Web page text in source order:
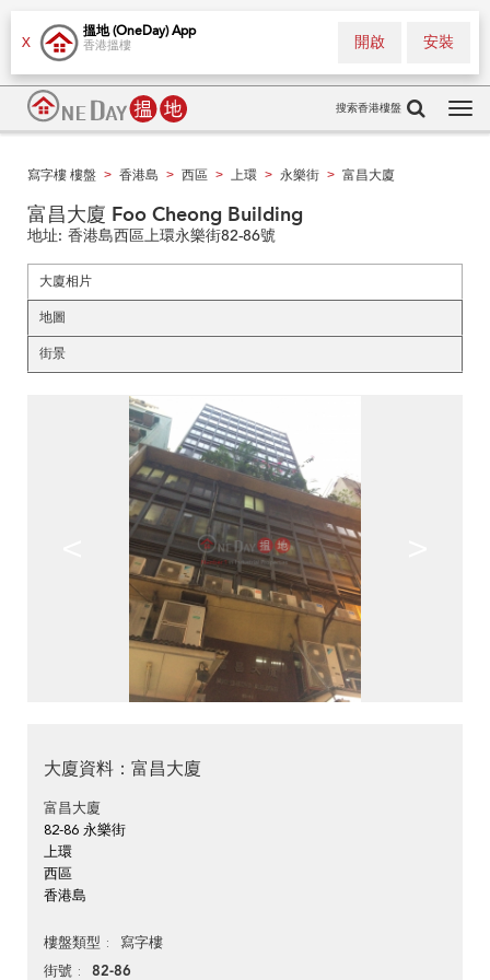
X
搵地 (OneDay) App
香港搵樓 安裝
開啟
搜索香港樓盤
寫字樓 樓盤 > 香港島 > 西區 > 上環 > 永樂街 > 富昌大廈
富昌大廈 Foo Cheong Building
地址: 香港島西區上環永樂街82-86號
大廈相片
地圖
街景
大廈資料：富昌大廈
富昌大廈
82-86 永樂街
上環
西區
香港島
樓盤類型 寫字樓
街號 82-86